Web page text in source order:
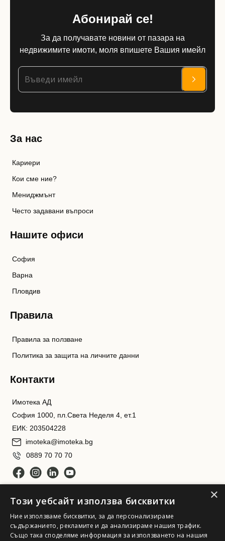
Абонирай се!
За да получавате новини от пазара на
недвижимите имоти, моля впишете Вашия имейл
За нас
Кариери
Кои сме ние?
Мениджмънт
Често задавани въпроси
Нашите офиси
София
Варна
Пловдив
Правила
Правила за ползване
Политика за защита на личните данни
Контакти
Имотека АД
София 1000, пл.Света Неделя 4, ет.1
ЕИК: 203504228
imoteka@imoteka.bg
0889 70 70 70
×
Този уебсайт използва бисквитки
Ние използваме бисквитки, за да персонализираме
съдържанието, рекламите и да анализираме нашия трафик.
Също така споделяме информация за използването на нашия